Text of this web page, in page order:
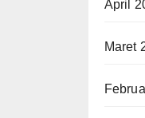
April
Maret